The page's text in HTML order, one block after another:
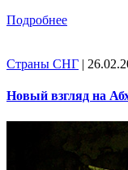
Подробнее
Страны СНГ |
Новый взгляд на